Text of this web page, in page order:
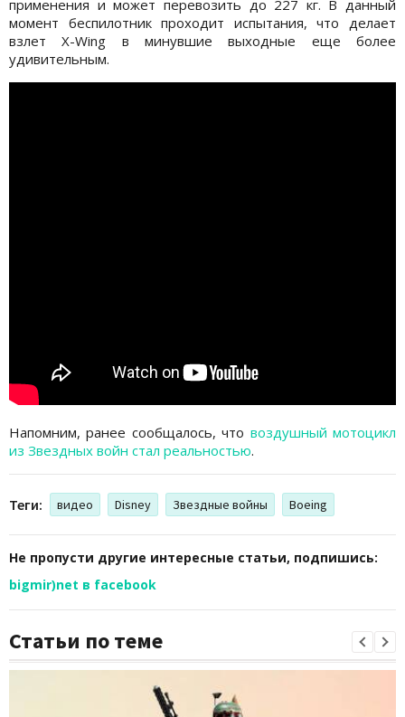
применения и может перевозить до 227 кг. В данный
момент беспилотник проходит испытания, что делает
взлет X-Wing в минувшие выходные еще более
удивительным.
Напомним, ранее сообщалось, что воздушный мотоцикл
из Звездных войн стал реальностью.
Теги: видео Disney Звездные войны Boeing
Не пропусти другие интересные статьи, подпишись:
bigmir)net в facebook
Статьи по теме